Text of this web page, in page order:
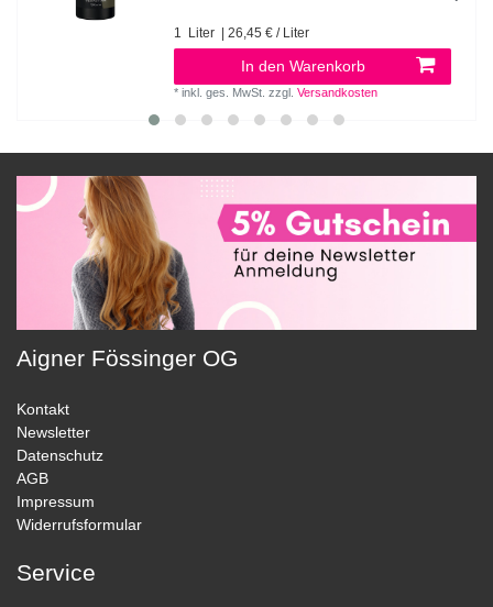
1 Liter | 26,45 € / Liter
In den Warenkorb
*inkl. ges. MwSt. zzgl.Versandkosten
Aigner Fössinger OG
Kontakt
Newsletter
Datenschutz
AGB
Impressum
Widerrufsformular
Service